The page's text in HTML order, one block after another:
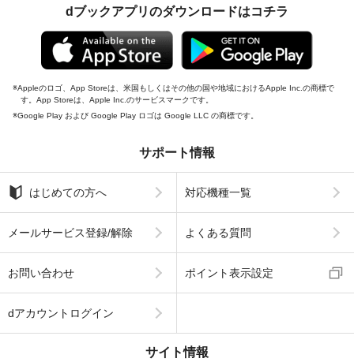
dブックアプリのダウンロードはコチラ
Appleのロゴ、App Storeは、米国もしくはその他の国や地域におけるApple Inc.の商標で
す。App Storeは、Apple Inc.のサービスマークです。
Google Play および Google Play ロゴは Google LLC の商標です。
サポート情報
はじめての方へ 対応機種一覧
メールサービス登録/解除 よくある質問
お問い合わせ ポイント表示設定
dアカウントログイン
サイト情報